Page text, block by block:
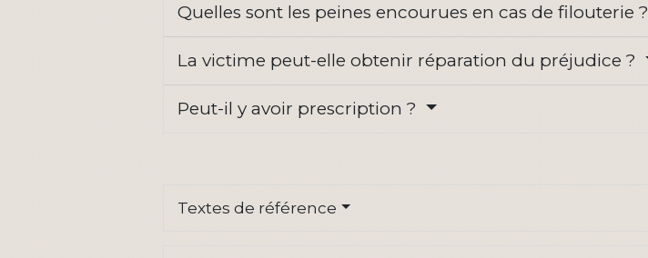
Quelles sont les peines encourues en cas de filouterie ?
La victime peut-elle obtenir réparation du préjudice ?
Peut-il y avoir prescription ?
Textes de référence